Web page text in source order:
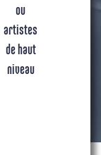
ou
artistes
de haut
niveau